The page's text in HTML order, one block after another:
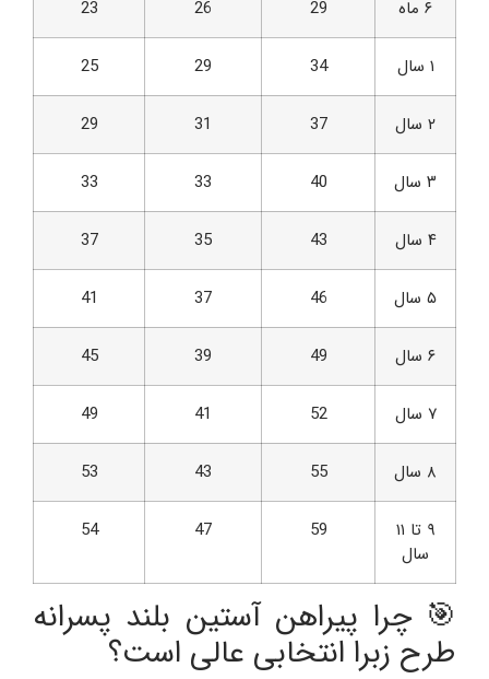
۶ ماه 29
26
23
۱ سال 34
29
25
۲ سال 37
31
29
۳ سال 40
33
33
۴ سال 43
35
37
۵ سال 46
37
41
۶ سال 49
39
45
۷ سال 52
41
49
۸ سال 55
43
53
۹ تا ۱۱
سال
59
47
54
🎯 چرا پیراهن آستین بلند پسرانه
طرح زبرا انتخابی عالی است؟